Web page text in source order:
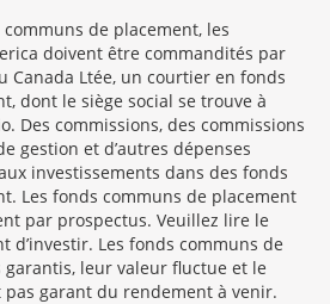
de placement, les
doivent être commandités par
Canada Ltée, un courtier en fonds
dont le siège social se trouve à
Des commissions, des commissions
gestion et d’autres dépenses
investissements dans des fonds
Les fonds communs de placement
par prospectus. Veuillez lire le
d’investir. Les fonds communs de
leur valeur fluctue et le
pas garant du rendement à venir.